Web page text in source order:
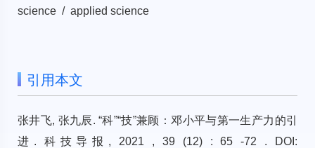
science / applied science
引用本文
张井飞, 张九辰. “科”“技”兼顾：邓小平与第一生产力的引
进. 科技导报, 2021 , 39 (12) : 65 -72 . DOI: